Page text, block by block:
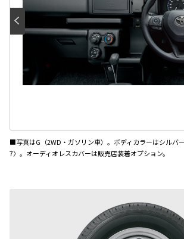
■写真はG（2WD・ガソリン車）。ボディカラーはシルバ
7〉。オーディオレスカバーは販売店装着オプション。